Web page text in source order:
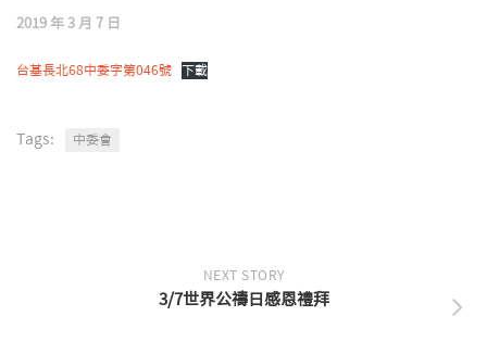
2019 年 3 月 7 日
台基長北68中委字第046號 下載
Tags: 中委會
NEXT STORY
3/7世界公禱日感恩禮拜